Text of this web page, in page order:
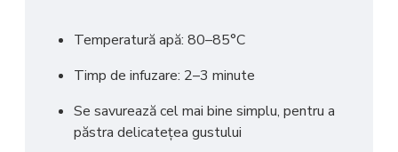
Temperatură apă: 80–85°C
Timp de infuzare: 2–3 minute
Se savurează cel mai bine simplu, pentru a
păstra delicatețea gustului